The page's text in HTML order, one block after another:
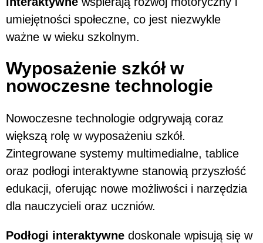
umiejętności społeczne, co jest niezwykle
ważne w wieku szkolnym.
Wyposażenie szkół w
nowoczesne technologie
Nowoczesne technologie odgrywają coraz
większą rolę w wyposażeniu szkół.
Zintegrowane systemy multimedialne, tablice
oraz podłogi interaktywne stanowią przyszłość
edukacji, oferując nowe możliwości i narzędzia
dla nauczycieli oraz uczniów.
Podłogi interaktywne doskonale wpisują się w